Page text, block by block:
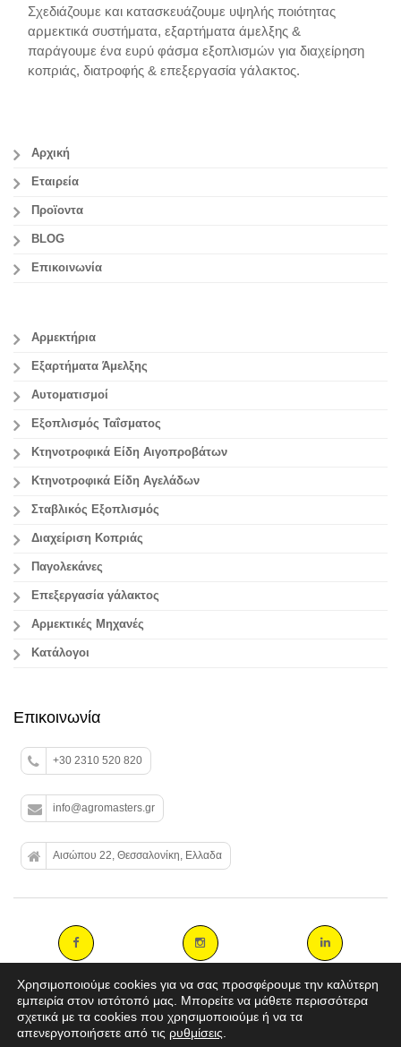
Σχεδιάζουμε και κατασκευάζουμε υψηλής ποιότητας
αρμεκτικά συστήματα, εξαρτήματα άμελξης &
παράγουμε ένα ευρύ φάσμα εξοπλισμών για διαχείρηση
κοπριάς, διατροφής & επεξεργασία γάλακτος.
Αρχική
Εταιρεία
Προϊοντα
BLOG
Επικοινωνία
Αρμεκτήρια
Εξαρτήματα Άμελξης
Αυτοματισμοί
Εξοπλισμός Ταΐσματος
Κτηνοτροφικά Είδη Αιγοπροβάτων
Κτηνοτροφικά Είδη Αγελάδων
Σταβλικός Εξοπλισμός
Διαχείριση Κοπριάς
Παγολεκάνες
Επεξεργασία γάλακτος
Aρμεκτικές Μηχανές
Κατάλογοι
Επικοινωνία
+30 2310 520 820
info@agromasters.gr
Αισώπου 22, Θεσσαλονίκη, Ελλαδα
Copyright 2014 agromasters. - Web Design by
Χρησιμοποιούμε cookies για να σας προσφέρουμε την καλύτερη
εμπειρία στον ιστότοπό μας. Μπορείτε να μάθετε περισσότερα
σχετικά με τα cookies που χρησιμοποιούμε ή να τα
απενεργοποιήσετε από τις ρυθμίσεις